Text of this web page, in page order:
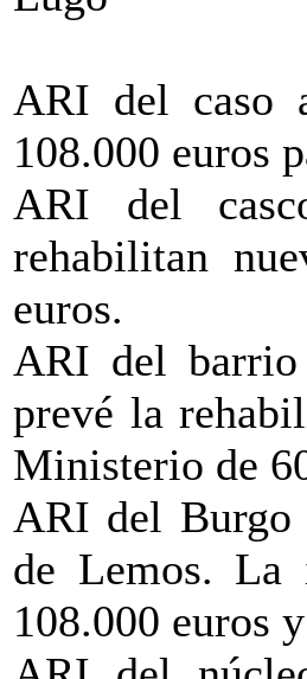
ARI del caso
108.000 euros
ARI del
rehabilitan
euros.
ARI del barrio
prevé la
Ministerio de
ARI del Burgo
de Lemos. La
108.000 euros